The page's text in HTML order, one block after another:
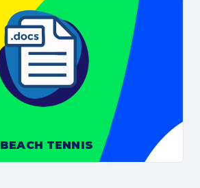
BEACH TENNIS